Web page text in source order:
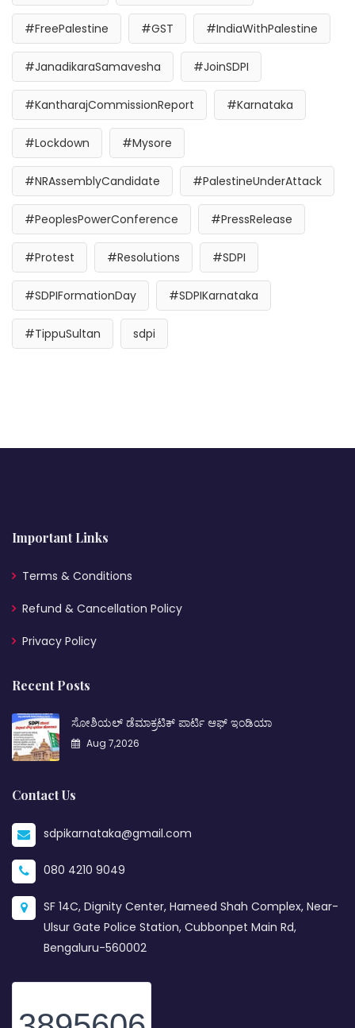
#FreePalestine #GST #IndiaWithPalestine
#JanadikaraSamavesha #JoinSDPI
#KantharajCommissionReport #Karnataka
#Lockdown #Mysore
#NRAssemblyCandidate #PalestineUnderAttack
#PeoplesPowerConference #PressRelease
#Protest #Resolutions #SDPI
#SDPIFormationDay #SDPIKarnataka
#TippuSultan sdpi
Important Links
Terms & Conditions
Refund & Cancellation Policy
Privacy Policy
Recent Posts
ಸೋಶಿಯಲ್ ಡೆಮಾಕ್ರಟಿಕ್ ಪಾರ್ಟಿ ಆಫ್ ಇಂಡಿಯಾ
Aug 7,2026
Contact Us
sdpikarnataka@gmail.com
080 4210 9049
SF 14C, Dignity Center, Hameed Shah Complex, Near-
Ulsur Gate Police Station, Cubbonpet Main Rd,
Bengaluru-560002